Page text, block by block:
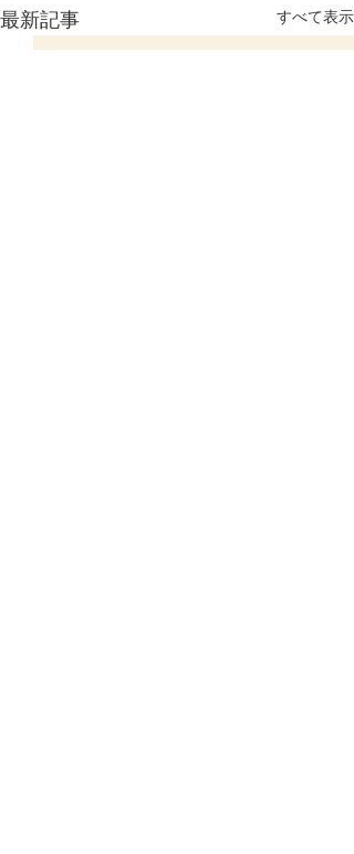
最新記事 すべて表示